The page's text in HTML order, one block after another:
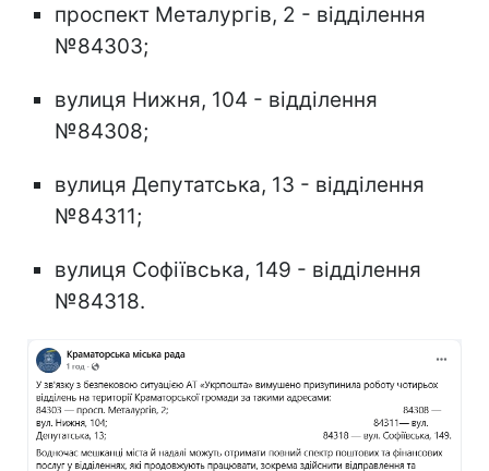
проспект Металургів, 2 - відділення
№84303;
вулиця Нижня, 104 - відділення
№84308;
вулиця Депутатська, 13 - відділення
№84311;
вулиця Софіївська, 149 - відділення
№84318.